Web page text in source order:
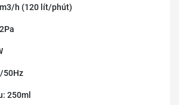
h (120 lít/phút)
50Hz
250ml